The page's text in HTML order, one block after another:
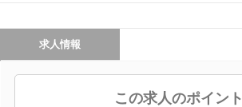
求人情報
この求人のポイント